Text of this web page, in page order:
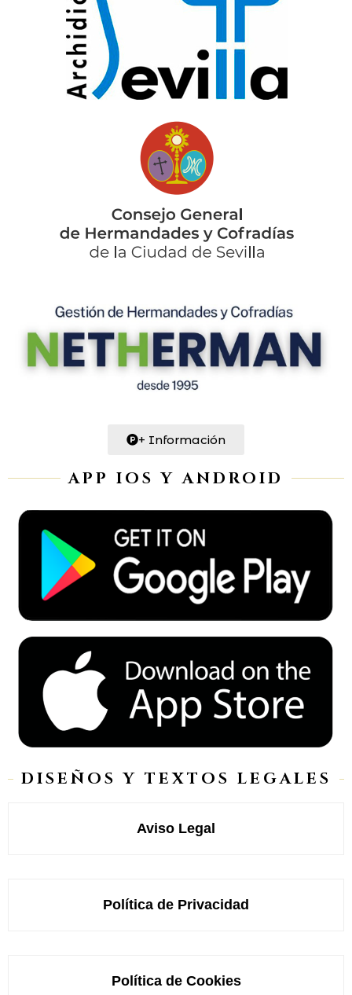
+ Información
APP IOS Y ANDROID
DISEÑOS Y TEXTOS LEGALES
Aviso Legal
Política de Privacidad
Política de Cookies